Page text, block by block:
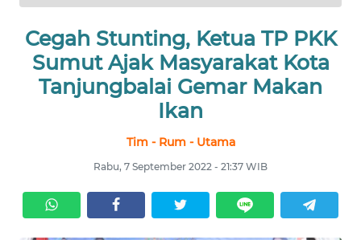
Cegah Stunting, Ketua TP PKK
Sumut Ajak Masyarakat Kota
Tanjungbalai Gemar Makan
Ikan
Tim - Rum - Utama
Rabu, 7 September 2022 - 21:37 WIB
UTAMA
SERBA-
SERBI
TOKOH